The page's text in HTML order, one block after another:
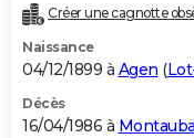
Créer une cagnotte
Naissance
04/12/1899 à Agen (
Décès
16/04/1986 à